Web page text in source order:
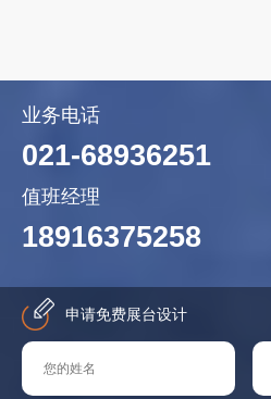
业务电话
021-68936251
值班经理
18916375258
申请免费展台设计